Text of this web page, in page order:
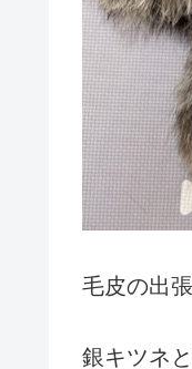
毛皮の出
銀キツネ